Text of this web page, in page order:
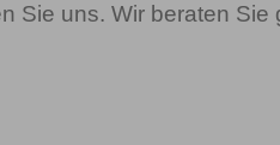
Sie uns. Wir beraten Sie